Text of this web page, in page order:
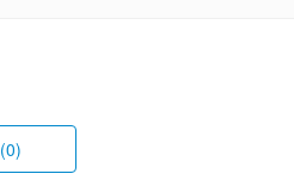
(0)